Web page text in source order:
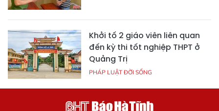
Khởi tố 2 giáo viên liên quan
đến kỳ thi tốt nghiệp THPT ở
Quảng Trị
PHÁP LUẬT ĐỜI SỐNG